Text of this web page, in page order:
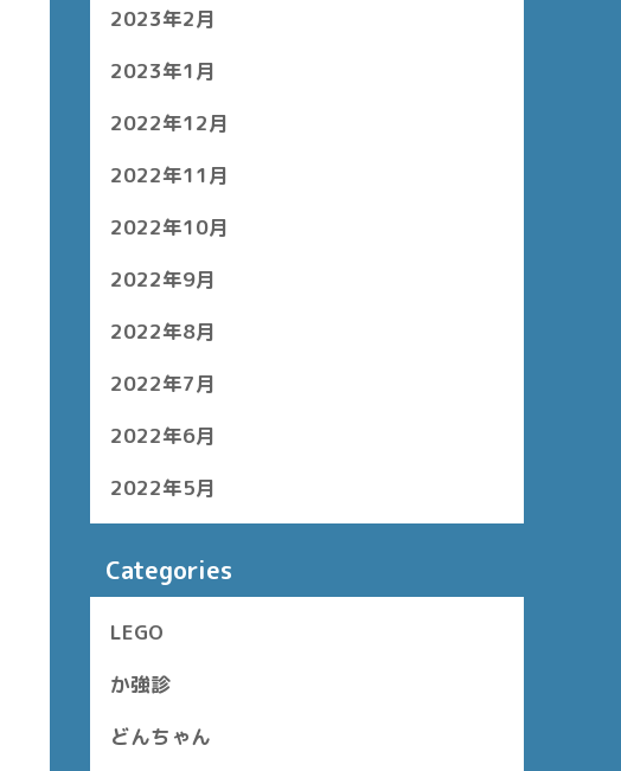
2023年2月
2023年1月
2022年12月
2022年11月
2022年10月
2022年9月
2022年8月
2022年7月
2022年6月
2022年5月
Categories
LEGO
か強診
どんちゃん